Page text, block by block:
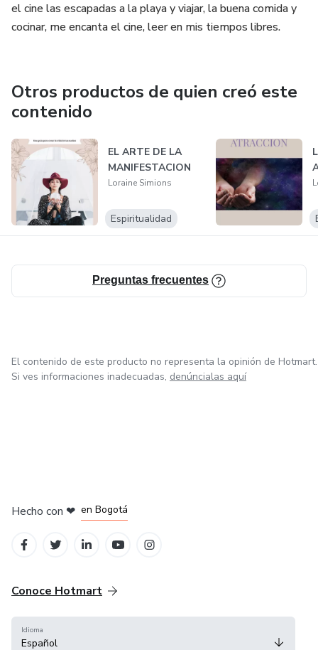
el cine las escapadas a la playa y viajar, la buena comida y
cocinar, me encanta el cine, leer en mis tiempos libres.
Otros productos de quien creó este
contenido
EL ARTE DE LA
MANIFESTACION
Loraine Simions
Espiritualidad
Preguntas frecuentes
El contenido de este producto no representa la opinión de Hotmart.
Si ves informaciones inadecuadas, denúncialas aquí
Hecho con ❤ en Bogotá
Conoce Hotmart
Idioma
Español